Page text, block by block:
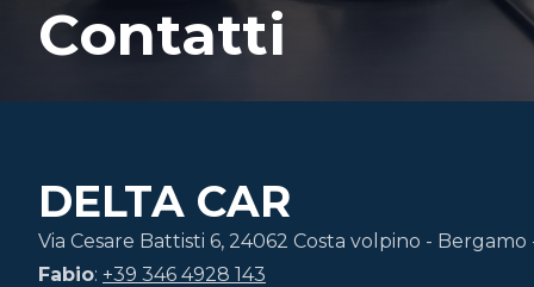
Contatti
DELTA CAR
Via Cesare Battisti 6, 24062 Costa volpino - Bergamo
Fabio: +39 346 4928 143